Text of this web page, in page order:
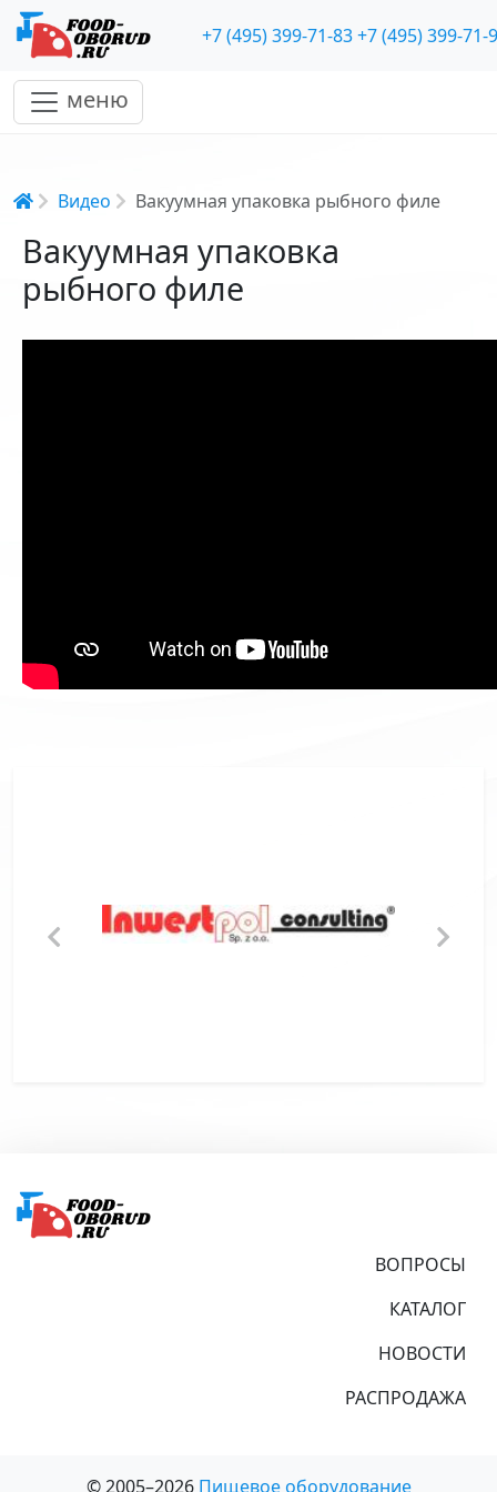
+7 (495) 399-71-83+7 (495) 399-71-
меню
Строка навигации
Видео Вакуумная упаковка рыбного филе
Вакуумная упаковка
рыбного филе
ВОПРОСЫ
КАТАЛОГ
НОВОСТИ
РАСПРОДАЖА
© 2005–2026 Пищевое оборудование